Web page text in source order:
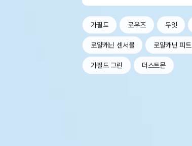
가필드 로우즈 두잇
로얄캐닌 센서블 로얄캐닌 피트
가필드 그린 더스트몬